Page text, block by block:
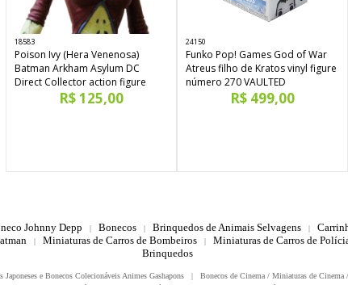
18583
Poison Ivy (Hera Venenosa)
Batman Arkham Asylum DC
Direct Collector action figure
R$ 125,00
24150
Funko Pop! Games God of War
Atreus filho de Kratos vinyl figure
número 270 VAULTED
R$ 499,00
Johnny Depp | Bonecos | Brinquedos de Animais Selvagens |
| Miniaturas de Carros de Bombeiros | Miniaturas de Carros de
Brinquedos
Japoneses e Bonecos Colecionáveis Animes Gashapons | Bonecos de Cinema / Miniaturas de Cinema